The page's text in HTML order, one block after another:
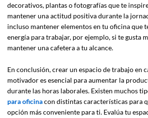
decorativos, plantas o fotografías que te
mantener una actitud positiva durante la
incluso mantener elementos en tu oficina que
energía para trabajar, por ejemplo, si te gusta
mantener una cafetera a tu alcance.
En conclusión, crear un espacio de trabajo en
motivador es esencial para aumentar la
durante las horas laborales. Existen muchos
para oficinacon distintas características para
opción más conveniente para ti. Evalúa tu